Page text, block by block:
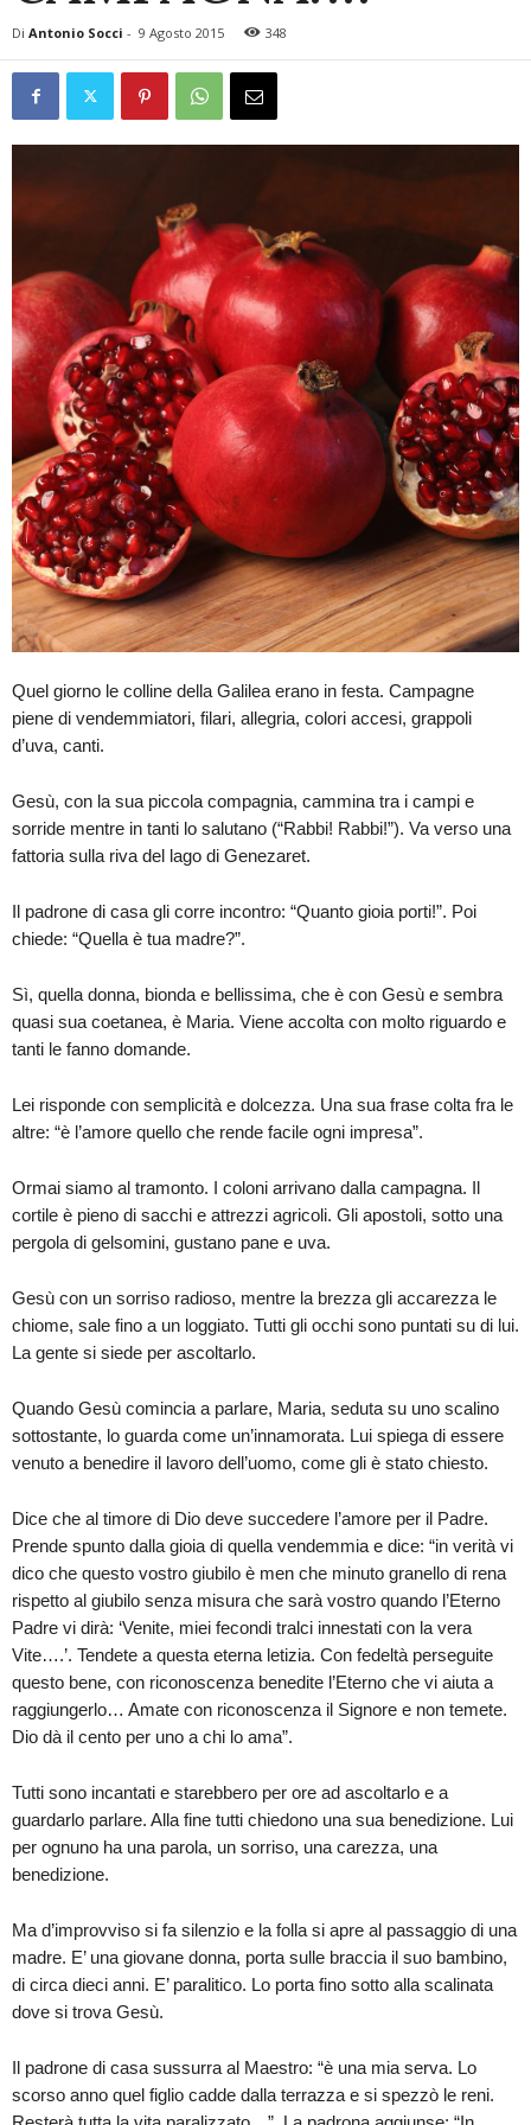
Di Antonio Socci - 9 Agosto 2015 348
Quel giorno le colline della Galilea erano in festa. Campagne
piene di vendemmiatori, filari, allegria, colori accesi, grappoli
d’uva, canti.
Gesù, con la sua piccola compagnia, cammina tra i campi e
sorride mentre in tanti lo salutano (“Rabbi! Rabbi!”). Va verso una
fattoria sulla riva del lago di Genezaret.
Il padrone di casa gli corre incontro: “Quanto gioia porti!”. Poi
chiede: “Quella è tua madre?”.
Sì, quella donna, bionda e bellissima, che è con Gesù e sembra
quasi sua coetanea, è Maria. Viene accolta con molto riguardo e
tanti le fanno domande.
Lei risponde con semplicità e dolcezza. Una sua frase colta fra le
altre: “è l’amore quello che rende facile ogni impresa”.
Ormai siamo al tramonto. I coloni arrivano dalla campagna. Il
cortile è pieno di sacchi e attrezzi agricoli. Gli apostoli, sotto una
pergola di gelsomini, gustano pane e uva.
Gesù con un sorriso radioso, mentre la brezza gli accarezza le
chiome, sale fino a un loggiato. Tutti gli occhi sono puntati su di lui.
La gente si siede per ascoltarlo.
Quando Gesù comincia a parlare, Maria, seduta su uno scalino
sottostante, lo guarda come un’innamorata. Lui spiega di essere
venuto a benedire il lavoro dell’uomo, come gli è stato chiesto.
Dice che al timore di Dio deve succedere l’amore per il Padre.
Prende spunto dalla gioia di quella vendemmia e dice: “in verità vi
dico che questo vostro giubilo è men che minuto granello di rena
rispetto al giubilo senza misura che sarà vostro quando l’Eterno
Padre vi dirà: ‘Venite, miei fecondi tralci innestati con la vera
Vite….’. Tendete a questa eterna letizia. Con fedeltà perseguite
questo bene, con riconoscenza benedite l’Eterno che vi aiuta a
raggiungerlo… Amate con riconoscenza il Signore e non temete.
Dio dà il cento per uno a chi lo ama”.
Tutti sono incantati e starebbero per ore ad ascoltarlo e a
guardarlo parlare. Alla fine tutti chiedono una sua benedizione. Lui
per ognuno ha una parola, un sorriso, una carezza, una
benedizione.
Ma d’improvviso si fa silenzio e la folla si apre al passaggio di una
madre. E’ una giovane donna, porta sulle braccia il suo bambino,
di circa dieci anni. E’ paralitico. Lo porta fino sotto alla scalinata
dove si trova Gesù.
Il padrone di casa sussurra al Maestro: “è una mia serva. Lo
scorso anno quel figlio cadde dalla terrazza e si spezzò le reni.